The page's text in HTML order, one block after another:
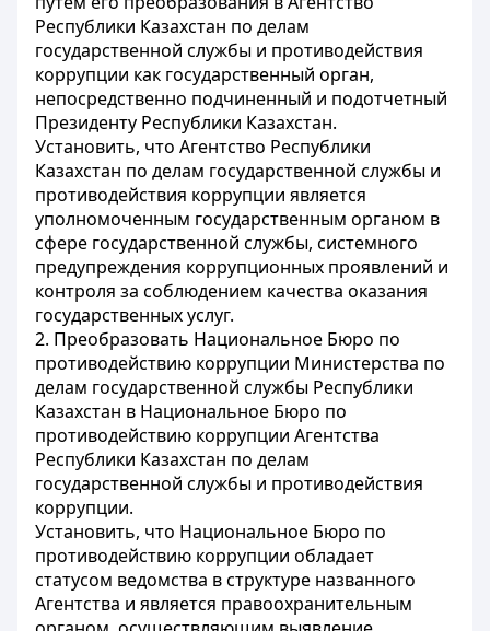
Республики Казахстан по делам
государственной службы и противодействия
коррупции как государственный орган,
непосредственно подчиненный и подотчетный
Президенту Республики Казахстан.
Установить, что Агентство Республики
Казахстан по делам государственной службы и
противодействия коррупции является
уполномоченным государственным органом в
сфере государственной службы, системного
предупреждения коррупционных проявлений и
контроля за соблюдением качества оказания
государственных услуг.
2. Преобразовать Национальное Бюро по
противодействию коррупции Министерства по
делам государственной службы Республики
Казахстан в Национальное Бюро по
противодействию коррупции Агентства
Республики Казахстан по делам
государственной службы и противодействия
коррупции.
Установить, что Национальное Бюро по
противодействию коррупции обладает
статусом ведомства в структуре названного
Агентства и является правоохранительным